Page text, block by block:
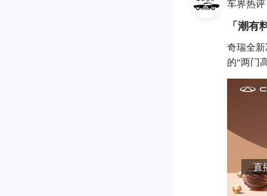
车界热评
「潮
奇瑞全
的“两门
直